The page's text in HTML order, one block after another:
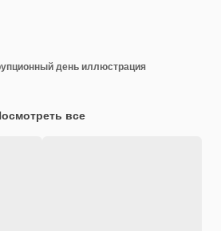
день иллюстрация
все